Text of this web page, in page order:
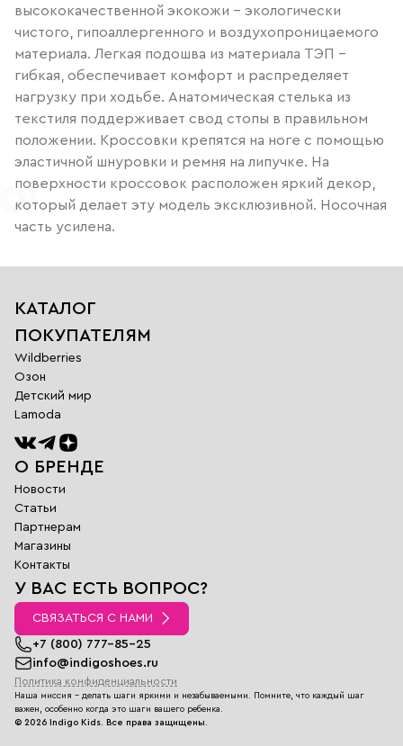
высококачественной экокожи - экологически
чистого, гипоаллергенного и воздухопроницаемого
материала. Легкая подошва из материала ТЭП -
гибкая, обеспечивает комфорт и распределяет
нагрузку при ходьбе. Анатомическая стелька из
текстиля поддерживает свод стопы в правильном
положении. Кроссовки крепятся на ноге с помощью
эластичной шнуровки и ремня на липучке. На
поверхности кроссовок расположен яркий декор,
который делает эту модель эксклюзивной. Носочная
часть усилена.
КАТАЛОГ
ПОКУПАТЕЛЯМ
Wildberries
Озон
Детский мир
Lamoda
О БРЕНДЕ
Новости
Статьи
Партнерам
Магазины
Контакты
У ВАС ЕСТЬ ВОПРОС?
СВЯЗАТЬСЯ С НАМИ
+7 (800) 777-85-25
info@indigoshoes.ru
Политика конфиденциальности
Наша миссия - делать шаги яркими и незабываемыми. Помните, что каждый шаг
важен, особенно когда это шаги вашего ребенка.
© 2026 Indigo Kids. Все права защищены.
Обратная
связь
Заполните поля
перезвонит вам в
ближайшее время
Имя
E-
mail